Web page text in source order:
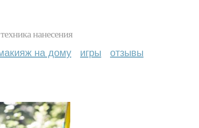
нанесения
на дому игры отзывы